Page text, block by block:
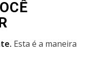
Esta é a maneira